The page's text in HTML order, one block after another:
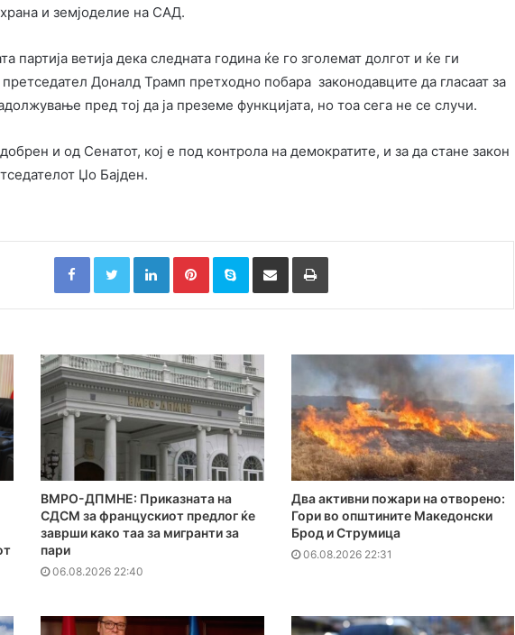
и земјоделие на САД.
партија ветија дека следната година ќе го зголемат долгот и ќе ги
Доналд Трамп претходно побара законодавците да гласаат за
пред тој да ја преземе функцијата, но тоа сега не се случи.
и од Сенатот, кој е под контрола на демократите, и за да стане закон
Џо Бајден.
FacebookTwitterLinkedInPinterestSkype Сподели преку Е-маил Испринтај
ВМРО-ДПМНЕ: Приказната на
СДСМ за францускиот предлог ќе
заврши како таа за мигранти за
пари
06.08.2026 22:40
Два активни пожари на отворено:
Гори во општините Македонски
Брод и Струмица
06.08.2026 22:31